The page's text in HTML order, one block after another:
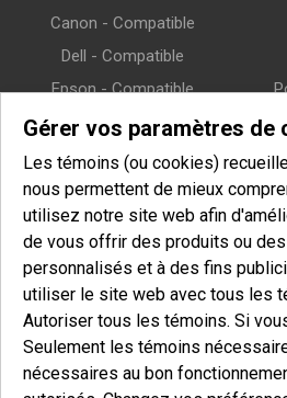
Canon - Compatible
Dell - Compatible
Epson - Compatible
HP (Hewlett-Packard) -
Compatible
Lexmark - Compatible
Samsung - Compatible
Xerox - Compatible
Entrez votre courriel pour vous
de recevoir nos
Gérer vos paramètres de
Les témoins (ou cookies)
nous permettent de mieux
utilisez notre site web afin
de vous offrir des produits ou
personnalisés et à des fins
utiliser le site web avec tous les
Autoriser tous les témoins. Si
Seulement les témoins
nécessaires au bon